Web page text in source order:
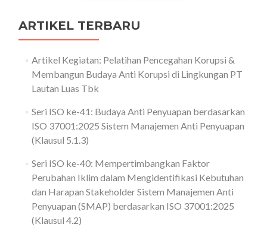
ARTIKEL TERBARU
Artikel Kegiatan: Pelatihan Pencegahan Korupsi &
Membangun Budaya Anti Korupsi di Lingkungan PT
Lautan Luas Tbk
Seri ISO ke-41: Budaya Anti Penyuapan berdasarkan
ISO 37001:2025 Sistem Manajemen Anti Penyuapan
(Klausul 5.1.3)
Seri ISO ke-40: Mempertimbangkan Faktor
Perubahan Iklim dalam Mengidentifikasi Kebutuhan
dan Harapan Stakeholder Sistem Manajemen Anti
Penyuapan (SMAP) berdasarkan ISO 37001:2025
(Klausul 4.2)